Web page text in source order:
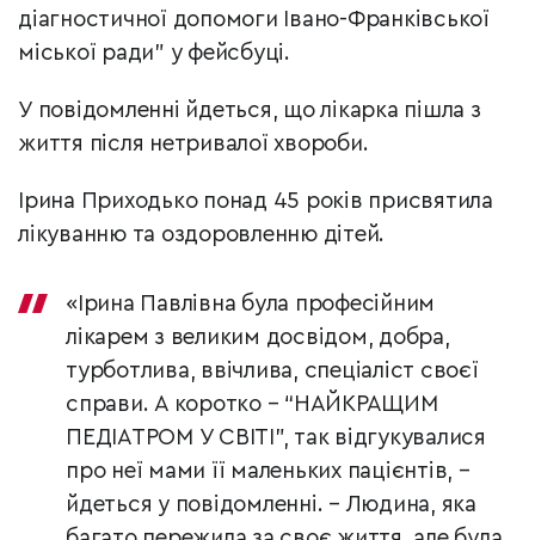
діагностичної допомоги Івано-Франківської
міської ради” у фейсбуці.
У повідомленні йдеться, що лікарка пішла з
життя після нетривалої хвороби.
Ірина Приходько понад 45 років присвятила
лікуванню та оздоровленню дітей.
«Ірина Павлівна була професійним
лікарем з великим досвідом, добра,
турботлива, ввічлива, спеціаліст своєї
справи. А коротко – “НАЙКРАЩИМ
ПЕДІАТРОМ У СВІТІ”, так відгукувалися
про неї мами її маленьких пацієнтів, –
йдеться у повідомленні. – Людина, яка